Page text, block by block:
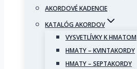
AKORDOVÉ KADENCIE
KATALÓG AKORDOV
VYSVETLÍVKY K HMATOM
HMATY – KVINTAKORDY
HMATY – SEPTAKORDY